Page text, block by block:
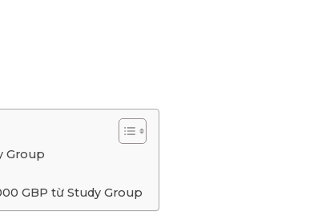
Group
GBP từ Study Group